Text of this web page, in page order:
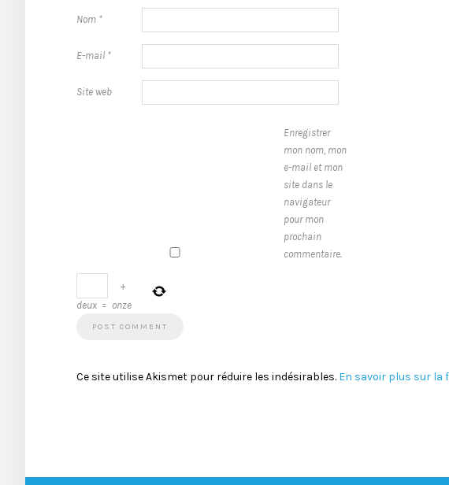
Nom *
E-mail *
Site web
Enregistrer
mon nom, mon
e-mail et mon
site dans le
navigateur
pour mon
prochain
commentaire.
+
deux = onze
Ce site utilise Akismet pour réduire les indésirables. En savoir plus sur la